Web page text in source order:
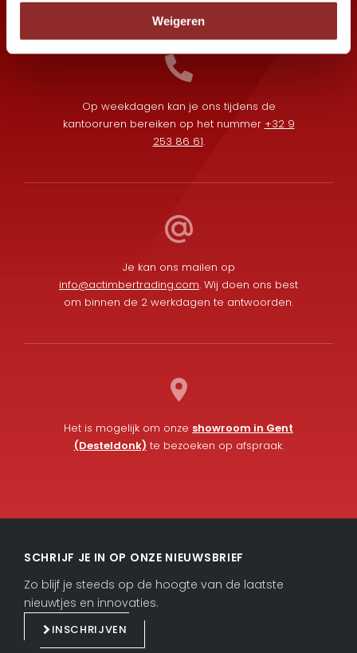
Weigeren
Op weekdagen kan je ons tijdens de
kantooruren bereiken op het nummer +32 9
253 86 61.
Je kan ons mailen op
info@actimbertrading.com. Wij doen ons best
om binnen de 2 werkdagen te antwoorden.
Het is mogelijk om onze showroom in Gent
(Desteldonk) te bezoeken op afspraak.
SCHRIJF JE IN OP ONZE NIEUWSBRIEF
Zo blijf je steeds op de hoogte van de laatste
nieuwtjes en innovaties.
INSCHRIJVEN
k